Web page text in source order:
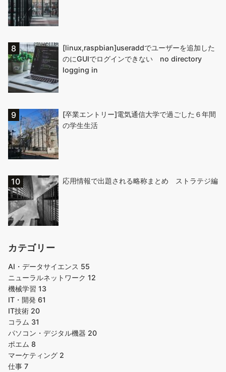
[linux,raspbian]useraddでユーザーを追加した
のにGUIでログインできない no directory
logging in
[卒業エントリー]電気通信大学で過ごした６年間
の学生生活
応用情報で出題される略称まとめ ストラテジ編
カテゴリー
AI・データサイエンス 55
ニューラルネットワーク 12
機械学習 13
IT・開発 61
IT技術 20
コラム 31
パソコン・デジタル機器 20
ポエム 8
マーケティング 2
仕事 7